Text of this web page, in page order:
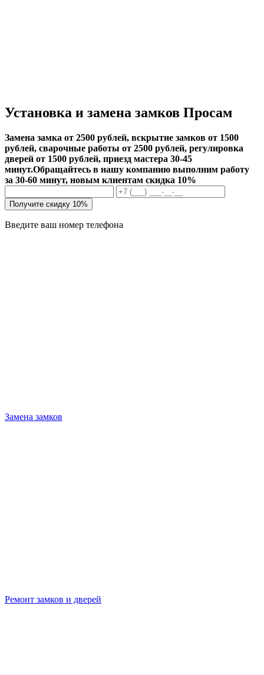
Установка и замена замков Просам
Замена замка от 2500 рублей, вскрытие замков от 1500
рублей, сварочные работы от 2500 рублей, регулировка
дверей от 1500 рублей, приезд мастера 30-45
минут.Обращайтесь в нашу компанию выполним работу
за 30-60 минут, новым клиентам скидка 10%
Получите скидку 10%
Введите ваш номер телефона
Замена замков
Ремонт замков и дверей